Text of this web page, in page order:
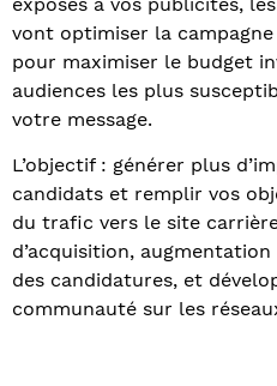
vont optimiser la
pour maximiser le budget
audiences les plus
votre message.
L’objectif : générer plus
candidats et remplir vos
du trafic vers le site
d’acquisition,
des candidatures, et
communauté sur les